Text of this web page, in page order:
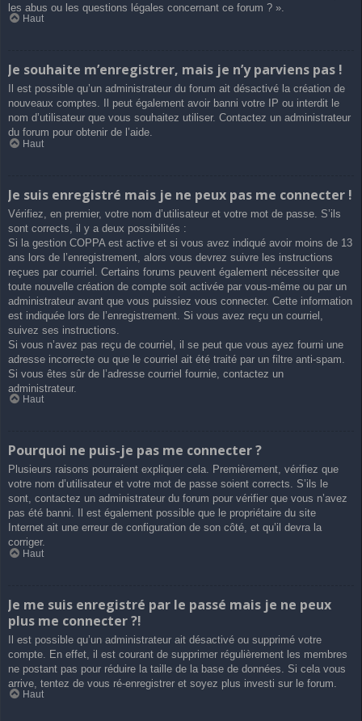
les abus ou les questions légales concernant ce forum ? ».
Haut
Je souhaite m’enregistrer, mais je n’y parviens pas !
Il est possible qu’un administrateur du forum ait désactivé la création de
nouveaux comptes. Il peut également avoir banni votre IP ou interdit le
nom d’utilisateur que vous souhaitez utiliser. Contactez un administrateur
du forum pour obtenir de l’aide.
Haut
Je suis enregistré mais je ne peux pas me connecter !
Vérifiez, en premier, votre nom d’utilisateur et votre mot de passe. S’ils
sont corrects, il y a deux possibilités :
Si la gestion COPPA est active et si vous avez indiqué avoir moins de 13
ans lors de l’enregistrement, alors vous devrez suivre les instructions
reçues par courriel. Certains forums peuvent également nécessiter que
toute nouvelle création de compte soit activée par vous-même ou par un
administrateur avant que vous puissiez vous connecter. Cette information
est indiquée lors de l’enregistrement. Si vous avez reçu un courriel,
suivez ses instructions.
Si vous n’avez pas reçu de courriel, il se peut que vous ayez fourni une
adresse incorrecte ou que le courriel ait été traité par un filtre anti-spam.
Si vous êtes sûr de l’adresse courriel fournie, contactez un
administrateur.
Haut
Pourquoi ne puis-je pas me connecter ?
Plusieurs raisons pourraient expliquer cela. Premièrement, vérifiez que
votre nom d’utilisateur et votre mot de passe soient corrects. S’ils le
sont, contactez un administrateur du forum pour vérifier que vous n’avez
pas été banni. Il est également possible que le propriétaire du site
Internet ait une erreur de configuration de son côté, et qu’il devra la
corriger.
Haut
Je me suis enregistré par le passé mais je ne peux
plus me connecter ?!
Il est possible qu’un administrateur ait désactivé ou supprimé votre
compte. En effet, il est courant de supprimer régulièrement les membres
ne postant pas pour réduire la taille de la base de données. Si cela vous
arrive, tentez de vous ré-enregistrer et soyez plus investi sur le forum.
Haut